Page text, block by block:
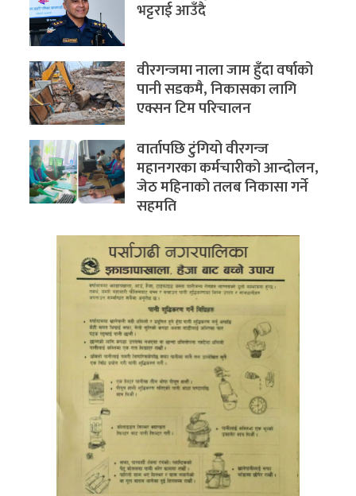
भट्टराई आउँदै
वीरगन्जमा नाला जाम हुँदा वर्षाको
पानी सडकमै, निकासका लागि
एक्सन टिम परिचालन
वार्तापछि टुंगियो वीरगन्ज
महानगरका कर्मचारीको आन्दोलन,
जेठ महिनाको तलब निकासा गर्ने
सहमति